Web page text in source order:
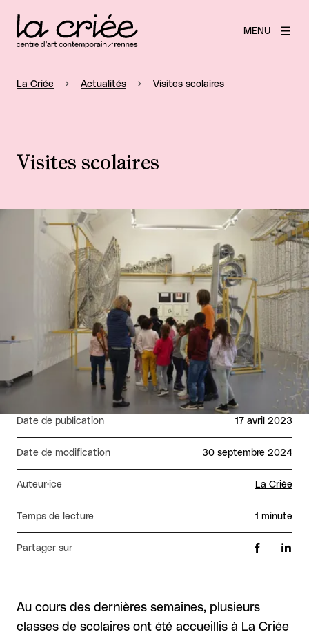
MENU
La Criée Actualités Visites scolaires
Visites scolaires
Agrandir
Date de publication 17 avril 2023
Date de modification 30 septembre 2024
Auteur·ice La Criée
Temps de lecture 1 minute
Partager sur
Au cours des dernières semaines, plusieurs
classes de scolaires ont été accueillis à La Criée